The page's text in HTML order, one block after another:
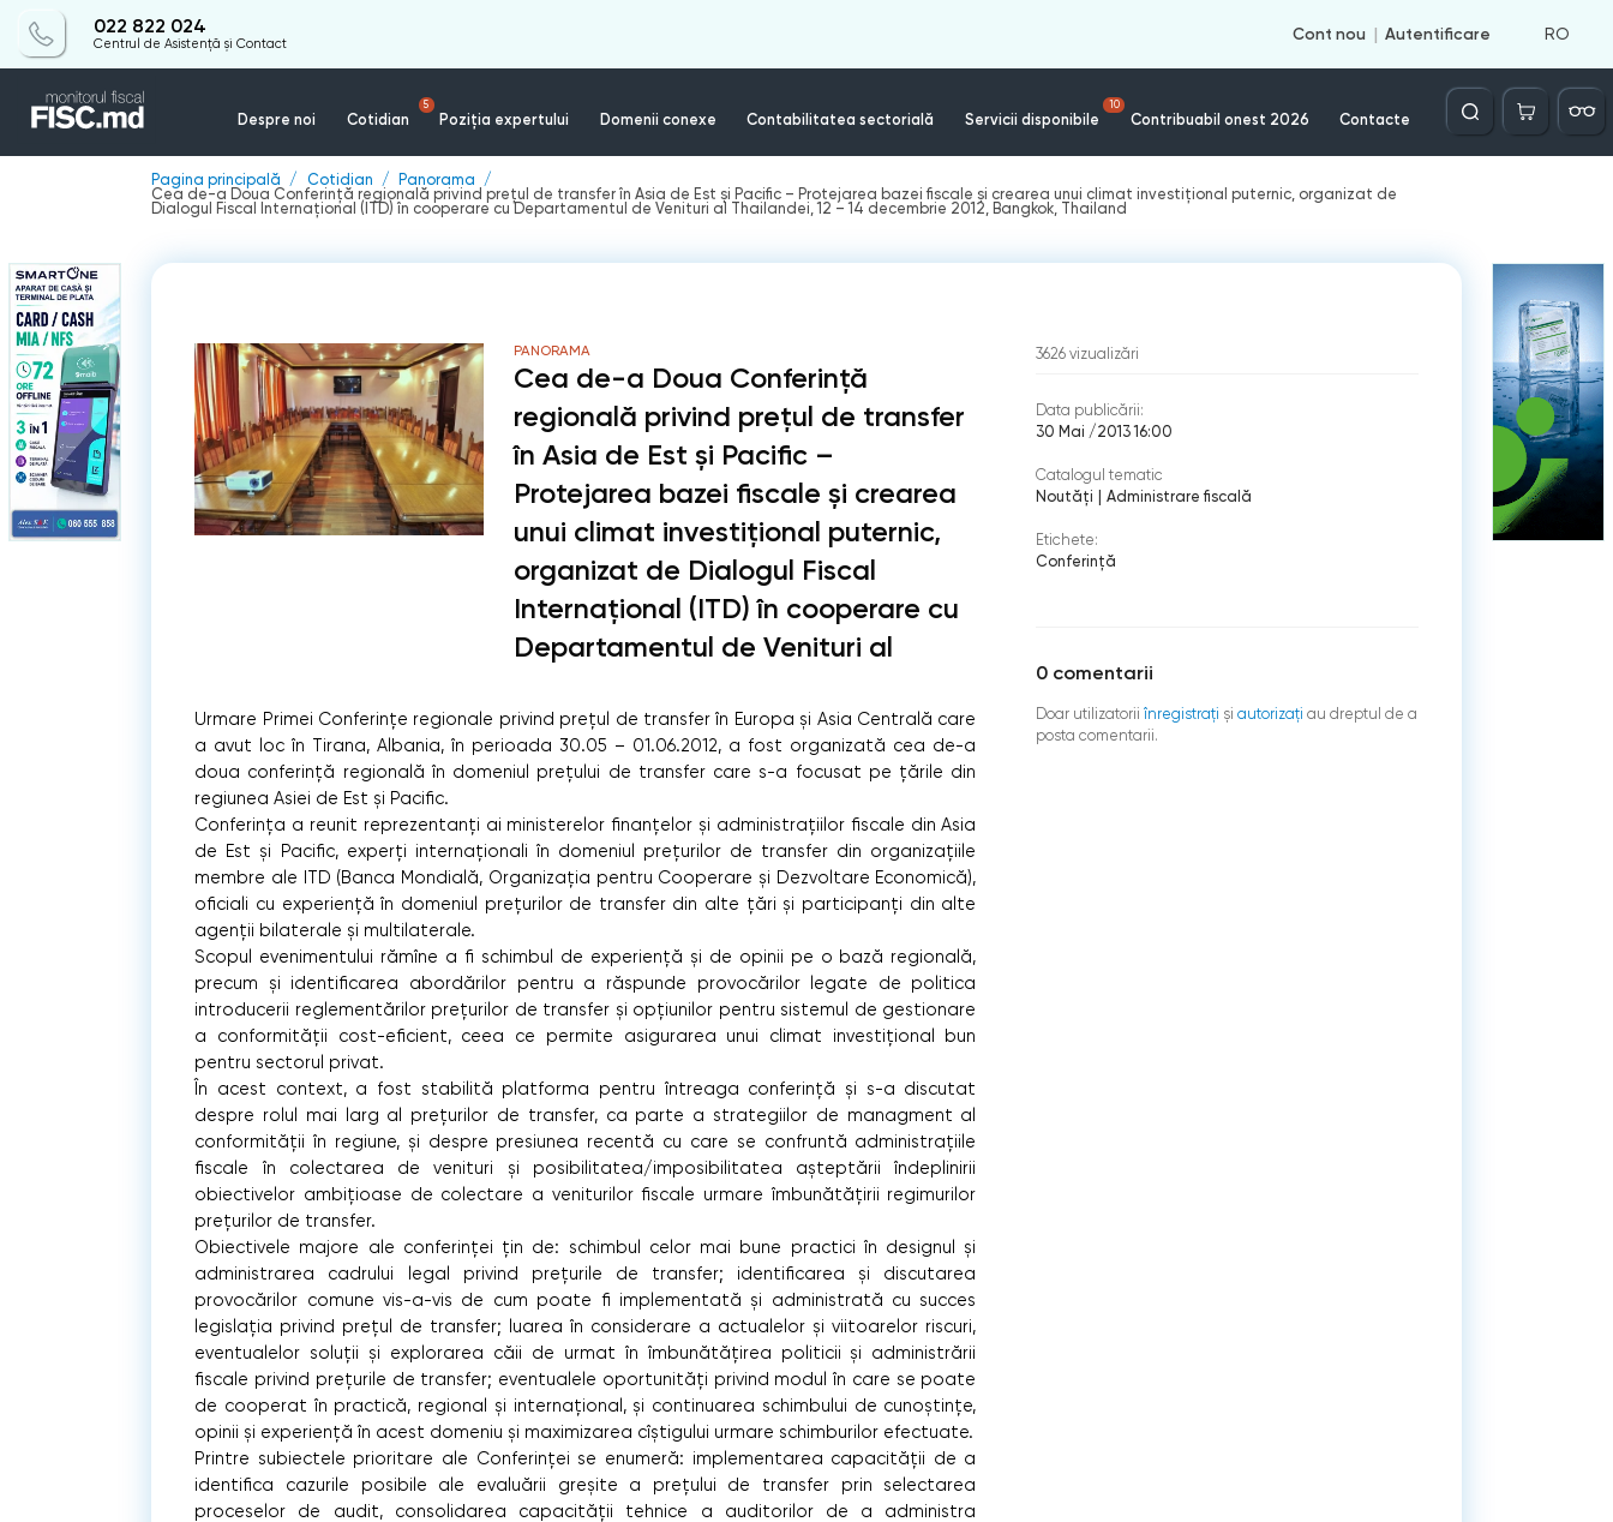
022 822 024
Centrul de Asistență și Contact
Cont nou Autentificare RO
Despre noi Cotidian
5
Poziția expertului Domenii conexe Contabilitatea sectorială Servicii disponibile
10
Contribuabil onest 2026 Contacte
Căutare
Pagina principală Cotidian
Panorama
Cea de-a Doua Conferinţă regională privind preţul de transfer în Asia de Est şi Pacific – Protejarea bazei fiscale şi crearea unui climat investiţional puternic, organizat de
Dialogul Fiscal Internaţional (ITD) în cooperare cu Departamentul de Venituri al Thailandei, 12 – 14 decembrie 2012, Bangkok, Thailand
PANORAMA
Cea de-a Doua Conferinţă
regională privind preţul de transfer
în Asia de Est şi Pacific –
Protejarea bazei fiscale şi crearea
unui climat investiţional puternic,
organizat de Dialogul Fiscal
Internaţional (ITD) în cooperare cu
Departamentul de Venituri al
Urmare Primei Conferinţe regionale privind preţul de transfer în Europa şi Asia Centrală care
a avut loc în Tirana, Albania, în perioada 30.05 – 01.06.2012, a fost organizată cea de-a
doua conferinţă regională în domeniul preţului de transfer care s-a focusat pe ţările din
regiunea Asiei de Est şi Pacific.
Conferinţa a reunit reprezentanţi ai ministerelor finanţelor şi administraţiilor fiscale din Asia
de Est şi Pacific, experţi internaţionali în domeniul preţurilor de transfer din organizaţiile
membre ale ITD (Banca Mondială, Organizaţia pentru Cooperare şi Dezvoltare Economică),
oficiali cu experienţă în domeniul preţurilor de transfer din alte ţări şi participanţi din alte
agenţii bilaterale şi multilaterale.
Scopul evenimentului rămîne a fi schimbul de experienţă şi de opinii pe o bază regională,
precum şi identificarea abordărilor pentru a răspunde provocărilor legate de politica
introducerii reglementărilor preţurilor de transfer şi opţiunilor pentru sistemul de gestionare
a conformităţii cost-eficient, ceea ce permite asigurarea unui climat investiţional bun
pentru sectorul privat.
În acest context, a fost stabilită platforma pentru întreaga conferinţă şi s-a discutat
despre rolul mai larg al preţurilor de transfer, ca parte a strategiilor de managment al
conformităţii în regiune, şi despre presiunea recentă cu care se confruntă administraţiile
fiscale în colectarea de venituri şi posibilitatea/imposibilitatea aşteptării îndeplinirii
obiectivelor ambiţioase de colectare a veniturilor fiscale urmare îmbunătăţirii regimurilor
preţurilor de transfer.
Obiectivele majore ale conferinţei ţin de: schimbul celor mai bune practici în designul şi
administrarea cadrului legal privind preţurile de transfer; identificarea şi discutarea
provocărilor comune vis-a-vis de cum poate fi implementată şi administrată cu succes
legislaţia privind preţul de transfer; luarea în considerare a actualelor şi viitoarelor riscuri,
eventualelor soluţii şi explorarea căii de urmat în îmbunătăţirea politicii şi administrării
fiscale privind preţurile de transfer; eventualele oportunităţi privind modul în care se poate
de cooperat în practică, regional şi internaţional, şi continuarea schimbului de cunoştinţe,
opinii şi experienţă în acest domeniu şi maximizarea cîştigului urmare schimburilor efectuate.
Printre subiectele prioritare ale Conferinţei se enumeră: implementarea capacităţii de a
identifica cazurile posibile ale evaluării greşite a preţului de transfer prin selectarea
proceselor de audit, consolidarea capacităţii tehnice a auditorilor de a administra
3626 vizualizări
Data publicării:
30 Mai /2013 16:00
Catalogul tematic
Noutăți
Administrare fiscală
Etichete:
Conferinţă
0 comentarii
Doar utilizatorii înregistraţi şi autorizați au dreptul de a
posta comentarii.